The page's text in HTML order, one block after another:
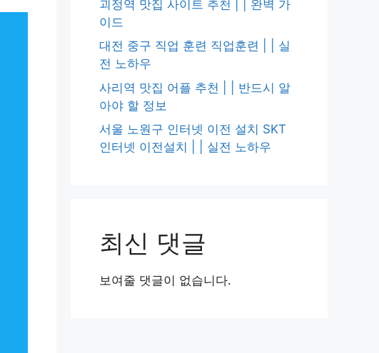
괴정역 맛집 사이트 추천 | | 완벽 가
이드
대전 중구 직업 훈련 직업훈련 | | 실
전 노하우
사리역 맛집 어플 추천 | | 반드시 알
아야 할 정보
서울 노원구 인터넷 이전 설치 SKT
인터넷 이전설치 | | 실전 노하우
최신 댓글
보여줄 댓글이 없습니다.